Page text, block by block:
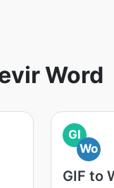
Word
GI
Wo
GIF to